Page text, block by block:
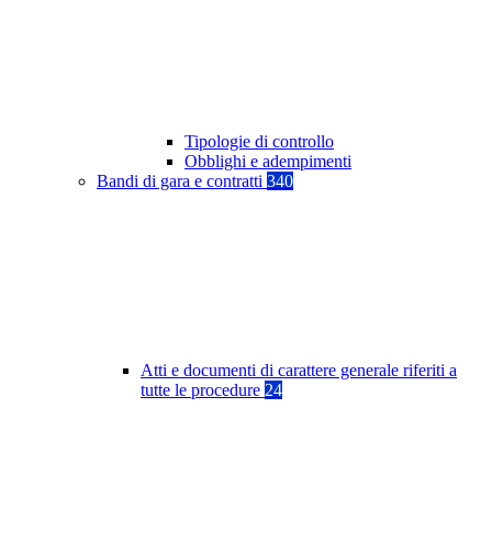
Tipologie di controllo
Obblighi e adempimenti
Bandi di gara e contratti 340
Atti e documenti di carattere generale riferiti a
tutte le procedure 24